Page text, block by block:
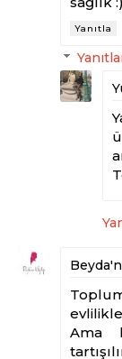
Yanıtla
Ama